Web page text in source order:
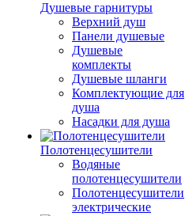
Душевые гарнитуры
Верхний душ
Панели душевые
Душевые
комплекты
Душевые шланги
Комплектующие для
душа
Насадки для душа
Полотенцесушители
Водяные
полотенцесушители
Полотенцесушители
электрические